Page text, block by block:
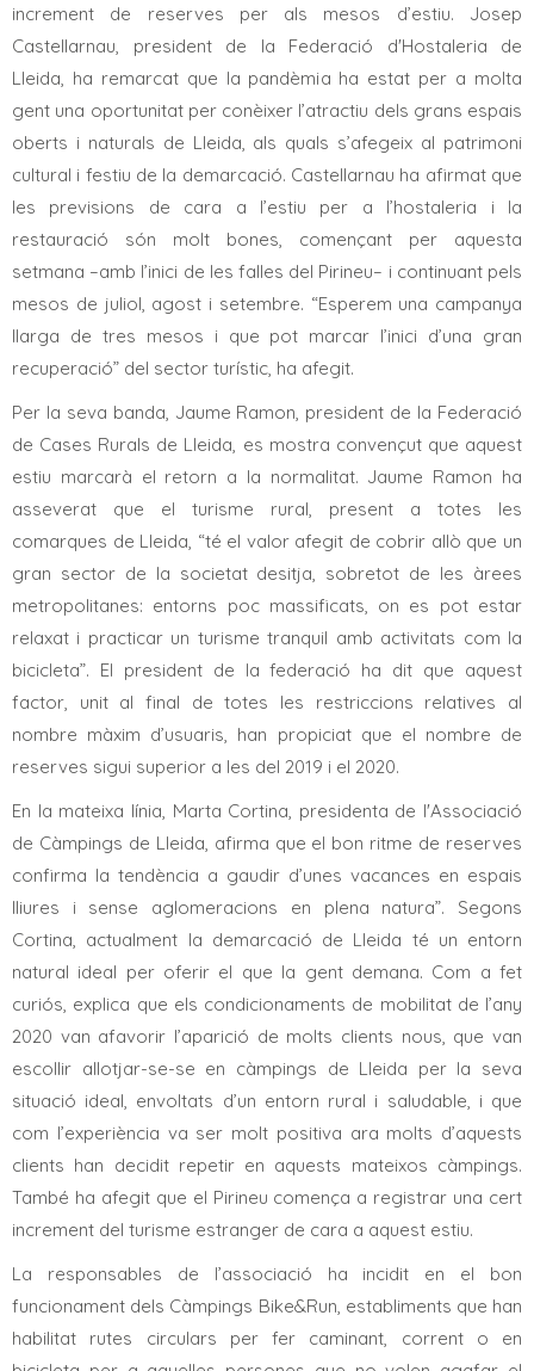
increment de reserves per als mesos d’estiu. Josep
Castellarnau, president de la Federació d'Hostaleria de
Lleida, ha remarcat que la pandèmia ha estat per a molta
gent una oportunitat per conèixer l’atractiu dels grans espais
oberts i naturals de Lleida, als quals s’afegeix al patrimoni
cultural i festiu de la demarcació. Castellarnau ha afirmat que
les previsions de cara a l’estiu per a l’hostaleria i la
restauració són molt bones, començant per aquesta
setmana –amb l’inici de les falles del Pirineu– i continuant pels
mesos de juliol, agost i setembre. “Esperem una campanya
llarga de tres mesos i que pot marcar l’inici d’una gran
recuperació” del sector turístic, ha afegit.
Per la seva banda, Jaume Ramon, president de la Federació
de Cases Rurals de Lleida, es mostra convençut que aquest
estiu marcarà el retorn a la normalitat. Jaume Ramon ha
asseverat que el turisme rural, present a totes les
comarques de Lleida, “té el valor afegit de cobrir allò que un
gran sector de la societat desitja, sobretot de les àrees
metropolitanes: entorns poc massificats, on es pot estar
relaxat i practicar un turisme tranquil amb activitats com la
bicicleta”. El president de la federació ha dit que aquest
factor, unit al final de totes les restriccions relatives al
nombre màxim d’usuaris, han propiciat que el nombre de
reserves sigui superior a les del 2019 i el 2020.
En la mateixa línia, Marta Cortina, presidenta de l'Associació
de Càmpings de Lleida, afirma que el bon ritme de reserves
confirma la tendència a gaudir d’unes vacances en espais
lliures i sense aglomeracions en plena natura”. Segons
Cortina, actualment la demarcació de Lleida té un entorn
natural ideal per oferir el que la gent demana. Com a fet
curiós, explica que els condicionaments de mobilitat de l’any
2020 van afavorir l’aparició de molts clients nous, que van
escollir allotjar-se-se en càmpings de Lleida per la seva
situació ideal, envoltats d’un entorn rural i saludable, i que
com l’experiència va ser molt positiva ara molts d’aquests
clients han decidit repetir en aquests mateixos càmpings.
També ha afegit que el Pirineu comença a registrar una cert
increment del turisme estranger de cara a aquest estiu.
La responsables de l’associació ha incidit en el bon
funcionament dels Càmpings Bike&Run, establiments que han
habilitat rutes circulars per fer caminant, corrent o en